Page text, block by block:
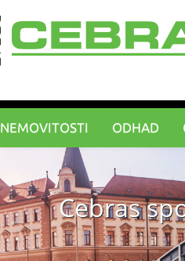
NEMOVITOSTI ODHAD
Cebras